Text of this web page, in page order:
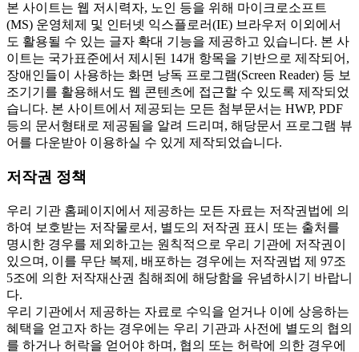
본 사이트는 웹 저시력자, 노인 등을 위해 마이크로소프트
(MS) 운영체제 및 인터넷 익스플로러(IE) 브라우저 이외에서
도 활용될 수 있는 글자 확대 기능을 제공하고 있습니다. 본 사
이트는 국가표준에서 제시된 14개 항목을 기반으로 제작되어,
장애인들이 사용하는 화면 낭독 프로그램(Screen Reader) 등 보
조기기를 활용해서도 웹 콘텐츠에 접근할 수 있도록 제작되었
습니다. 본 사이트에서 제공되는 모든 첨부문서는 HWP, PDF
등의 문서형태로 제공됨을 알려 드리며, 해당문서 프로그램 뷰
어를 다운받아 이용하실 수 있게 제작되었습니다.
저작권 정책
우리 기관 홈페이지에서 제공하는 모든 자료는 저작권법에 의
하여 보호받는 저작물로서, 별도의 저작권 표시 또는 출처를
명시한 경우를 제외하고는 원칙적으로 우리 기관에 저작권이
있으며, 이를 무단 복제, 배포하는 경우에는 저작권법 제 97조
5조에 의한 저작재산권 침해죄에 해당함을 유념하시기 바랍니
다.
우리 기관에서 제공하는 자료로 수익을 얻거나 이에 상응하는
혜택을 얻고자 하는 경우에는 우리 기관과 사전에 별도의 협의
를 하거나 허락을 얻어야 하며, 협의 또는 허락에 의한 경우에